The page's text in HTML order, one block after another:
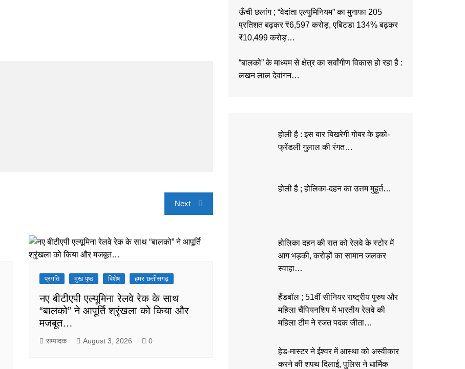
Next
प्रगति मुख पृष्ठ विशेष हमर छत्तीसगढ़
नए बीटीएपी एल्यूमिना रेलवे रेक के साथ
“बालको” ने आपूर्ति श्रृंखला को किया और
मजबूत…
सम्पादक August 3, 2026 0
ऊँची छलांग ; “वेदांता एल्युमिनियम” का मुनाफा 205
प्रतिशत बढ़कर ₹6,597 करोड़, एबिटडा 134% बढ़कर
₹10,499 करोड़…
“बालको” के माध्यम से क्षेत्र का सर्वांगीण विकास हो रहा है :
लखन लाल देवांगन…
होली है : इस बार बिखरेगी गोबर के इको-
फ्रेंडली गुलाल की रंगत…
होली है ; होलिका-दहन का उत्तम मुहूर्त…
होलिका दहन की रात को रेलवे के स्टोर में
आग भड़की, करोड़ों का सामान जलकर
स्वाहा…
हैंडबॉल ; 51वीं सीनियर राष्ट्रीय पुरुष और
महिला चैंपियनशिप में भारतीय रेलवे की
महिला टीम ने रजत पदक जीता…
हेड-मास्टर ने ईश्वर में आस्था को अस्वीकार
करने की शपथ दिलाई, पुलिस ने धार्मिक